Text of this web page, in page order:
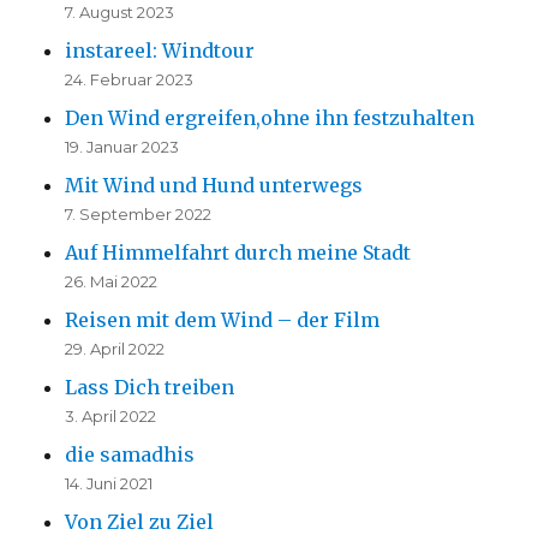
7. August 2023
instareel: Windtour
24. Februar 2023
Den Wind ergreifen,ohne ihn festzuhalten
19. Januar 2023
Mit Wind und Hund unterwegs
7. September 2022
Auf Himmelfahrt durch meine Stadt
26. Mai 2022
Reisen mit dem Wind – der Film
29. April 2022
Lass Dich treiben
3. April 2022
die samadhis
14. Juni 2021
Von Ziel zu Ziel